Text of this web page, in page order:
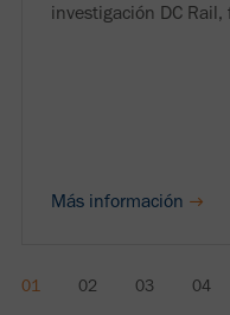
investigación DC
Más información